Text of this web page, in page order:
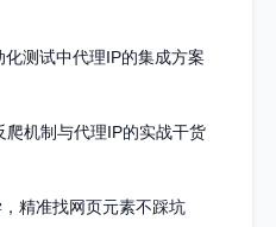
测试中代理IP的集成方案
爬机制与代理IP的实战干货
精准找网页元素不踩坑